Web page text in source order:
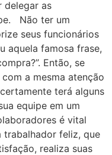
delegar as
Não ter um
seus funcionários
aquela famosa frase,
Então, se
a mesma atenção
terá alguns
equipe em um
é vital
trabalhador feliz, que
realiza suas